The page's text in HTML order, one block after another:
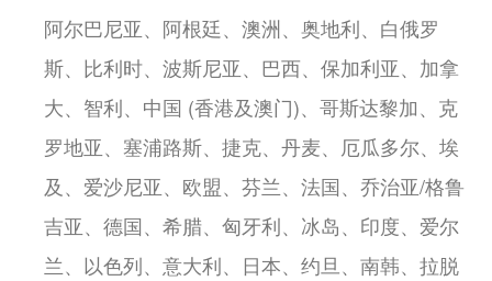
阿尔巴尼亚、阿根廷、澳洲、奥地利、白俄罗
斯、比利时、波斯尼亚、巴西、保加利亚、加拿
大、智利、中国 (香港及澳门)、哥斯达黎加、克
罗地亚、塞浦路斯、捷克、丹麦、厄瓜多尔、埃
及、爱沙尼亚、欧盟、芬兰、法国、乔治亚/格鲁
吉亚、德国、希腊、匈牙利、冰岛、印度、爱尔
兰、以色列、意大利、日本、约旦、南韩、拉脱